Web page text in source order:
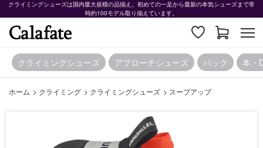
クライミングシューズは国内最大規模の品揃え。初めての一足から最新の本気シューズまで常
時約100モデル取り揃えています。
クライミングシューズ アプローチシューズ パック 本・
ホーム > クライミング > クライミングシューズ > スープアップ